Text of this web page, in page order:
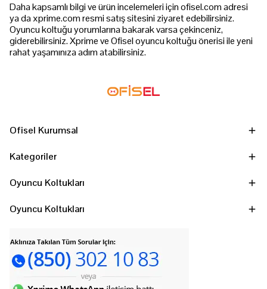
Daha kapsamlı bilgi ve ürün incelemeleri için ofisel.com adresi
ya da xprime.com resmi satış sitesini ziyaret edebilirsiniz.
Oyuncu koltuğu yorumlarına bakarak varsa çekinceniz,
giderebilirsiniz. Xprime ve Ofisel oyuncu koltuğu önerisi ile yeni
rahat yaşamınıza adım atabilirsiniz.
Ofisel Kurumsal
Kategoriler
Oyuncu Koltukları
Oyuncu Koltukları